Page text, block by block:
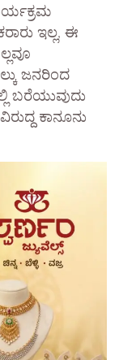
ಇಲ್ಲ, ಈ
ಜನರಿಂದ
ಬರೆಯುವುದು
ಕಾನೂನು